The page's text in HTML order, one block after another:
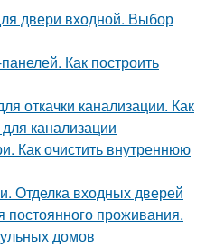
двери входной. Выбор
Как построить
откачки канализации. Как
канализации
Как очистить внутреннюю
Отделка входных дверей
проживания.
домов